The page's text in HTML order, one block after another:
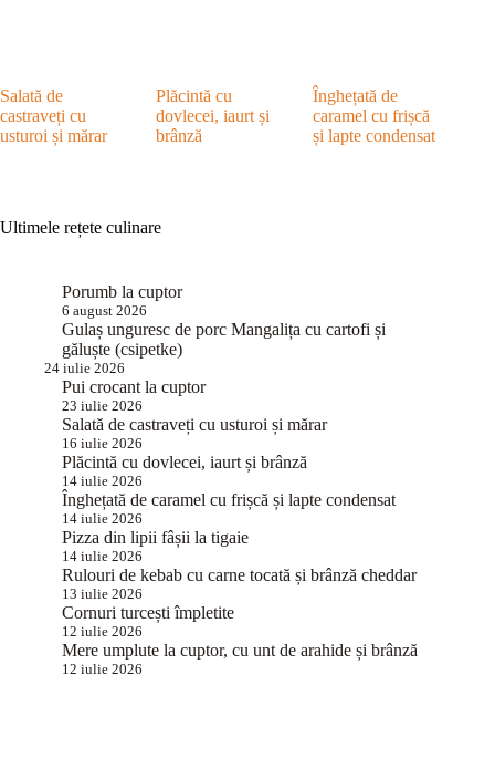
Salată de
castraveți cu
usturoi și mărar
Plăcintă cu
dovlecei, iaurt și
brânză
Înghețată de
caramel cu frișcă
și lapte condensat
Ultimele rețete culinare
Porumb la cuptor
6 august 2026
Gulaș unguresc de porc Mangalița cu cartofi și
găluște (csipetke)
24 iulie 2026
Pui crocant la cuptor
23 iulie 2026
Salată de castraveți cu usturoi și mărar
16 iulie 2026
Plăcintă cu dovlecei, iaurt și brânză
14 iulie 2026
Înghețată de caramel cu frișcă și lapte condensat
14 iulie 2026
Pizza din lipii fâșii la tigaie
14 iulie 2026
Rulouri de kebab cu carne tocată și brânză cheddar
13 iulie 2026
Cornuri turcești împletite
12 iulie 2026
Mere umplute la cuptor, cu unt de arahide și brânză
12 iulie 2026